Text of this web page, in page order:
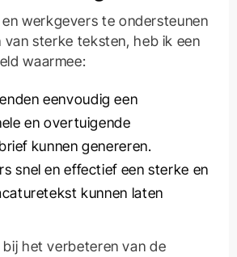
werkgevers te ondersteunen
van sterke teksten, heb ik een
waarmee:
eenvoudig een
en overtuigende
kunnen genereren.
snel en effectief een sterke en
kunnen laten
het verbeteren van de